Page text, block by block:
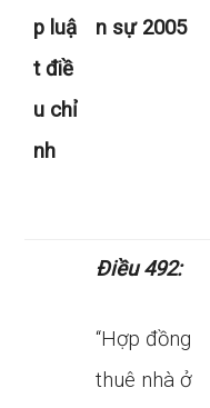
p luậ
t điề
u chỉ
nh
n sự 2005
Ðiều 492:
“Hợp đồng
thuê nhà ở